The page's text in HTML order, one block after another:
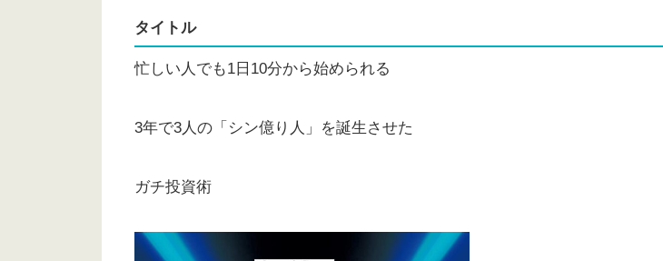
タイトル
忙しい人でも1日10分から始められる
3年で3人の「シン億り人」を誕生させた
ガチ投資術